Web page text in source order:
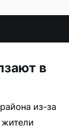
в
из-за
жители